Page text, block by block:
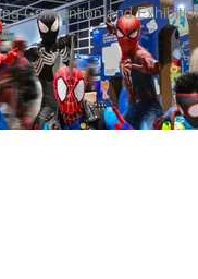
Convention and
。